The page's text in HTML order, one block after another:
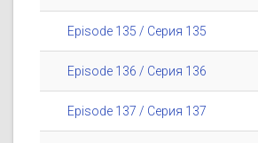
Episode 135 / Серия 135
Episode 136 / Серия 136
Episode 137 / Серия 137